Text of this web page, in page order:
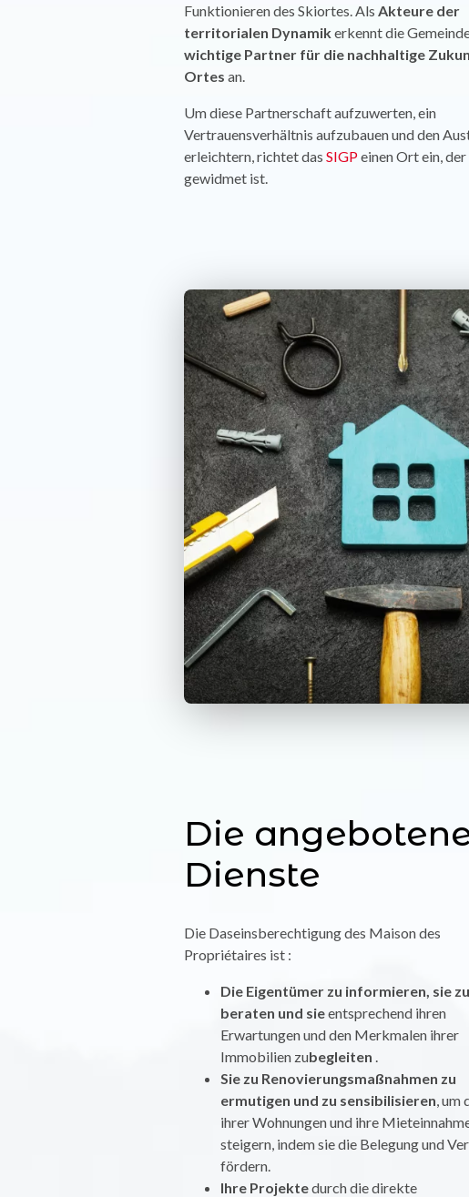
Funktionieren des Skiortes. AlsAkteure der
territorialen Dynamikerkennt die
wichtige Partner für die nachhaltige
Ortes an.
Um diese Partnerschaft aufzuwerten, ein
Vertrauensverhältnis aufzubauen und den
erleichtern, richtet dasSIGPeinen Ort ein, der
gewidmet ist.
Die
Dienste
Die Daseinsberechtigung des Maison des
Propriétaires ist :
Die Eigentümer zu informieren, sie zu
beraten und sieentsprechend ihren
Erwartungen und den Merkmalen ihrer
Immobilien zubegleiten .
Sie zu Renovierungsmaßnahmen zu
ermutigen und zu sensibilisieren, um
ihrer Wohnungen und ihre
steigern, indem sie die Belegung und
fördern.
Ihre Projektedurch die direkte